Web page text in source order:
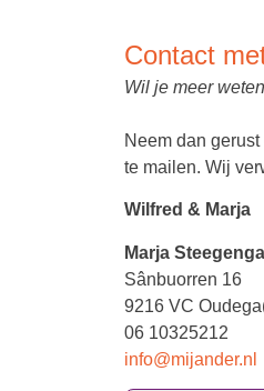
Contact
Wil je meer
Neem dan
te mailen. Wij
Wilfred & Marja
Marja Steegenga
Sânbuorren 16
9216 VC
06 10325212
info@mijander.nl